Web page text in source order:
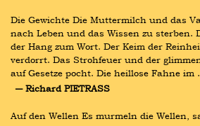
Die Gewichte Die Muttermilch und das
nach Leben und das Wissen zu sterben.
der Hang zum Wort. Der Keim der
verdorrt. Das Strohfeuer und der
auf Gesetze pocht. Die heillose Fahne im
― Richard PIETRASS
Auf den Wellen Es murmeln die Wellen,